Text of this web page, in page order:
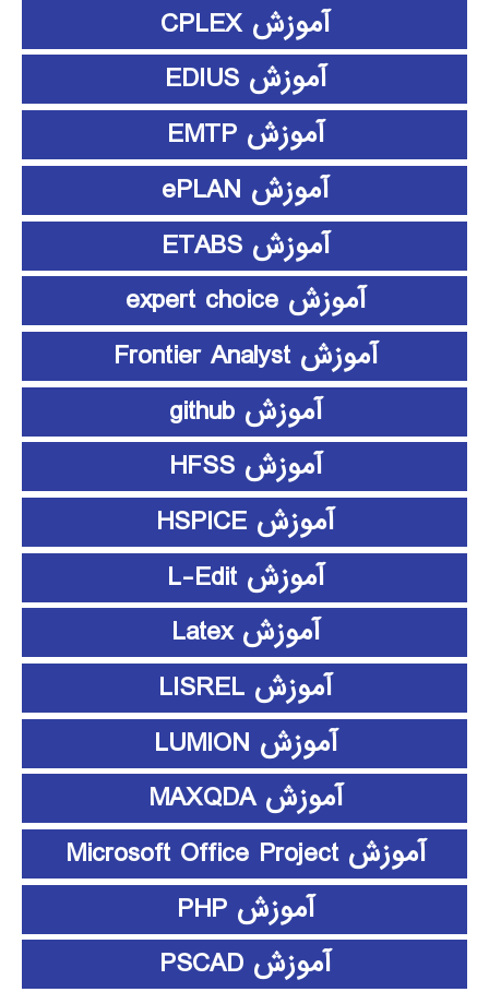
آموزش CPLEX
آموزش EDIUS
آموزش EMTP
آموزش ePLAN
آموزش ETABS
آموزش expert choice
آموزش Frontier Analyst
آموزش github
آموزش HFSS
آموزش HSPICE
آموزش L-Edit
آموزش Latex
آموزش LISREL
آموزش LUMION
آموزش MAXQDA
آموزش Microsoft Office Project
آموزش PHP
آموزش PSCAD